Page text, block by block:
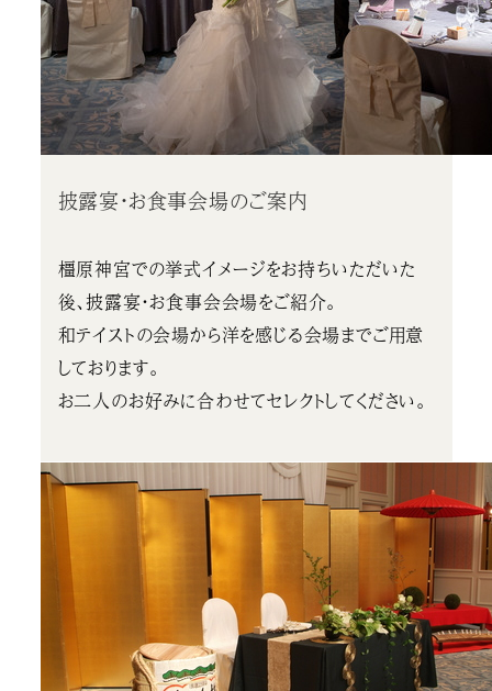
披露宴・お食事会場のご案内
橿原神宮での挙式イメージをお持ちいただいた
後、披露宴・お食事会会場をご紹介。
和テイストの会場から洋を感じる会場までご用意
しております。
お二人のお好みに合わせてセレクトしてください。